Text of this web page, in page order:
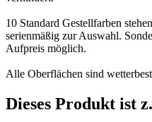
10 Standard Gestellfarben
serienmäßig zur Auswahl.
Aufpreis möglich.
Alle Oberflächen sind
Dieses Produkt ist